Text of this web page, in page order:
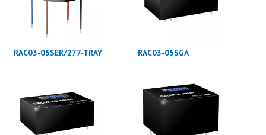
RAC03-05SER/277-TRAY RAC03-05SGA